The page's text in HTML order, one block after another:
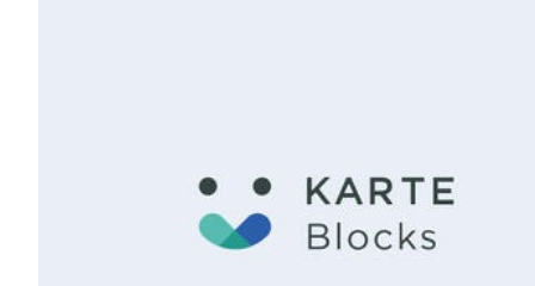
Back to KARTE